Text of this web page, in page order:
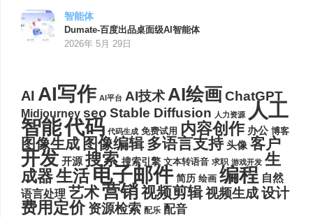
智能体
Dumate-百度出品桌面级AI智能体
2026年 5月 29日
AI AI写作 AI平台 AI技术AI绘画ChatGPT
Midjourney seo Stable Diffusion 人力资源 人工
智能代码 代码生成 免费试用 内容创作 办公 博客
图像生成 图像编辑 多语言支持 头像 客户
开发 开源 搜索 搜索引擎 文本转语音 求职 游戏开发 生
成器生活电子邮件 简历 绘画 编程 自然
语言处理 艺术营销视频剪辑视频生成设计
费用定价 资源检索 配乐 配音